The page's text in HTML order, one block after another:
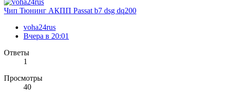
Чип Тюнинг АКПП Passat b7 dsg dq200
voha24rus
Вчера в 20:01
Ответы
1
Просмотры
40